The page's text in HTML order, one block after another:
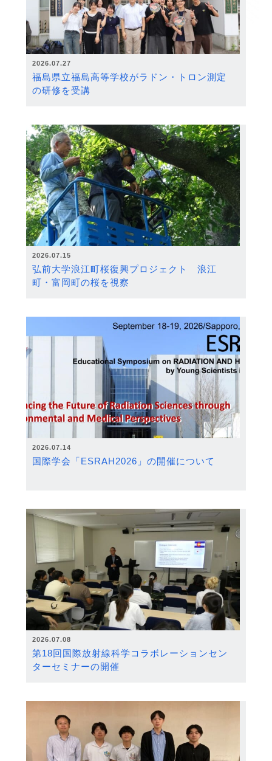
2026.07.27
福島県立福島高等学校がラドン・トロン測定
の研修を受講
2026.07.15
弘前大学浪江町桜復興プロジェクト 浪江
町・富岡町の桜を視察
2026.07.14
国際学会「ESRAH2026」の開催について
2026.07.08
第18回国際放射線科学コラボレーションセン
ターセミナーの開催